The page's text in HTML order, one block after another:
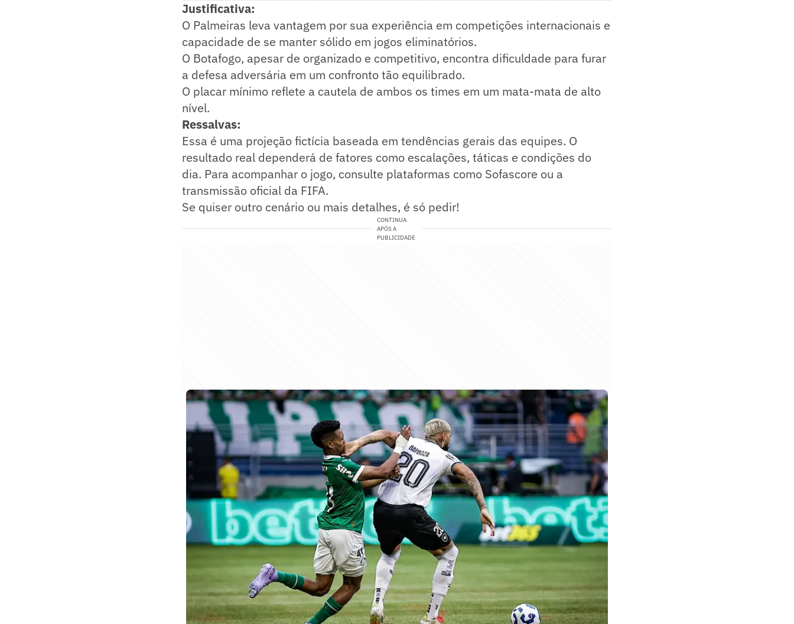
Justificativa:
O Palmeiras leva vantagem por sua experiência em competições internacionais e
capacidade de se manter sólido em jogos eliminatórios.
O Botafogo, apesar de organizado e competitivo, encontra dificuldade para furar
a defesa adversária em um confronto tão equilibrado.
O placar mínimo reflete a cautela de ambos os times em um mata-mata de alto
nível.
Ressalvas:
Essa é uma projeção fictícia baseada em tendências gerais das equipes. O
resultado real dependerá de fatores como escalações, táticas e condições do
dia. Para acompanhar o jogo, consulte plataformas como Sofascore ou a
transmissão oficial da FIFA.
Se quiser outro cenário ou mais detalhes, é só pedir!
CONTINUA
APÓS A
PUBLICIDADE